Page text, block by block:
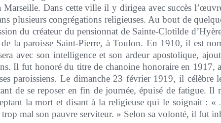
Marseille. Dans cette ville il y dirigea avec succès
plusieurs congrégations religieuses. Au bout de
du créateur du pensionnat de Sainte-Clotilde
la paroisse Saint-Pierre, à Toulon. En 1910, il est
avec son intelligence et son ardeur apostolique,
Il fut honoré du titre de chanoine honoraire en 1917,
paroissiens. Le dimanche 23 février 1919, il célèbre
de se reposer en fin de journée, épuisé de fatigue.
la mort et disant à la religieuse qui le soignait : «
mal son pauvre serviteur. » Selon sa volonté, il fut